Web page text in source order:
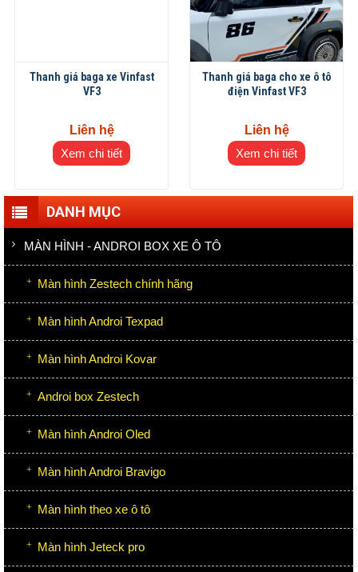
Thanh giá baga xe Vinfast
VF3
Liên hệ
Xem chi tiết
Thanh giá baga cho xe ô tô
điện Vinfast VF3
Liên hệ
Xem chi tiết
DANH MỤC
MÀN HÌNH - ANDROI BOX XE Ô TÔ
Màn hình Zestech chính hãng
Màn hình Androi Texpad
Màn hình Androi Kovar
Androi box Zestech
Màn hình Androi Oled
Màn hình Androi Bravigo
Màn hình theo xe ô tô
Màn hình Jeteck pro